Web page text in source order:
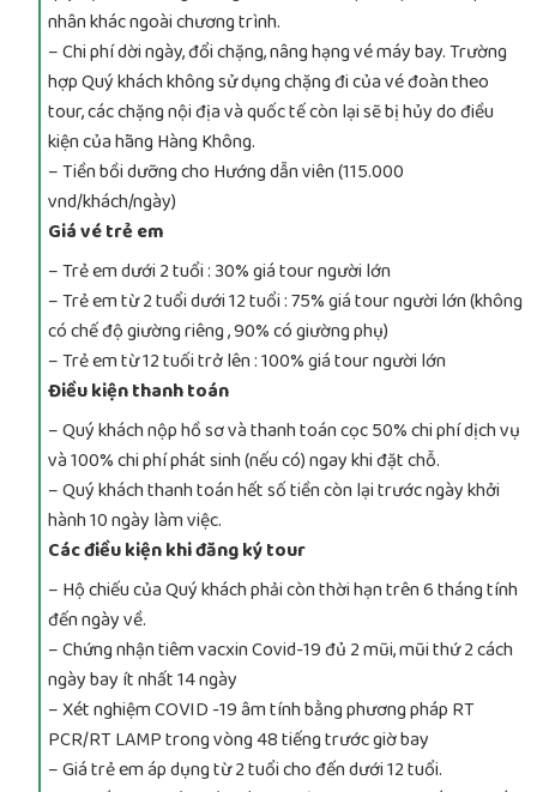
nhân khác ngoài chương trình.
– Chi phí dời ngày, đổi chặng, nâng hạng vé máy bay. Trường
hợp Quý khách không sử dụng chặng đi của vé đoàn theo
tour, các chặng nội địa và quốc tế còn lại sẽ bị hủy do điều
kiện của hãng Hàng Không.
– Tiền bồi dưỡng cho Hướng dẫn viên (115.000
vnd/khách/ngày)
Giá vé trẻ em
– Trẻ em dưới 2 tuổi : 30% giá tour người lớn
– Trẻ em từ 2 tuổi dưới 12 tuổi : 75% giá tour người lớn (không
có chế độ giường riêng , 90% có giường phụ)
– Trẻ em từ 12 tuối trở lên : 100% giá tour người lớn
Điều kiện thanh toán
– Quý khách nộp hồ sơ và thanh toán cọc 50% chi phí dịch vụ
và 100% chi phí phát sinh (nếu có) ngay khi đặt chỗ.
– Quý khách thanh toán hết số tiền còn lại trước ngày khởi
hành 10 ngày làm việc.
Các điều kiện khi đăng ký tour
– Hộ chiếu của Quý khách phải còn thời hạn trên 6 tháng tính
đến ngày về.
– Chứng nhận tiêm vacxin Covid-19 đủ 2 mũi, mũi thứ 2 cách
ngày bay ít nhất 14 ngày
– Xét nghiệm COVID -19 âm tính bằng phương pháp RT
PCR/RT LAMP trong vòng 48 tiếng trước giờ bay
– Giá trẻ em áp dụng từ 2 tuổi cho đến dưới 12 tuổi.